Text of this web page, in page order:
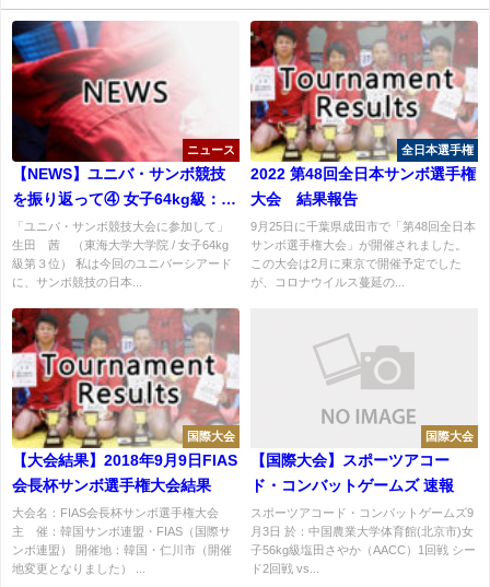
ニュース
【NEWS】ユニバ・サンボ競技
を振り返って④ 女子64kg級：生
田茜選手
「ユニバ・サンボ競技大会に参加して」
生田 茜 （東海大学大学院 / 女子64kg
級第３位） 私は今回のユニバーシアード
に、サンボ競技の日本...
全日本選手権
2022 第48回全日本サンボ選手権
大会 結果報告
9月25日に千葉県成田市で「第48回全日本
サンボ選手権大会」が開催されました。
この大会は2月に東京で開催予定でした
が、コロナウイルス蔓延の...
国際大会
【大会結果】2018年9月9日FIAS
会長杯サンボ選手権大会結果
大会名：FIAS会長杯サンボ選手権大会
主 催：韓国サンボ連盟・FIAS（国際サ
ンボ連盟） 開催地：韓国・仁川市（開催
地変更となりました） ...
国際大会
【国際大会】スポーツアコー
ド・コンバットゲームズ 速報
スポーツアコード・コンバットゲームズ9
月3日 於：中国農業大学体育館(北京市)女
子56kg級塩田さやか（AACC）1回戦 シー
ド2回戦 vs...